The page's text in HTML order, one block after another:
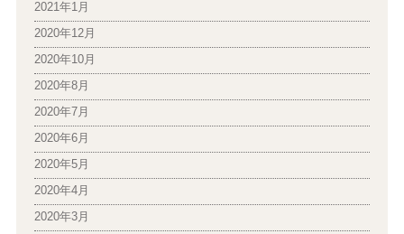
2021年1月
2020年12月
2020年10月
2020年8月
2020年7月
2020年6月
2020年5月
2020年4月
2020年3月